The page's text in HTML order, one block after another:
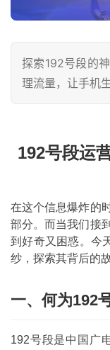
探索192号段的
理流量，让手机
192号段运
在这个信息爆炸的
部分。而当我们接
到好奇又困惑。今
纱，探索其背后的
一、何为192
192号段是中国广